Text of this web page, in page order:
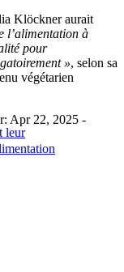
Klöckner aurait
l’alimentation à
pour
», selon sa
végétarien
leur
Apr 22, 2025 -